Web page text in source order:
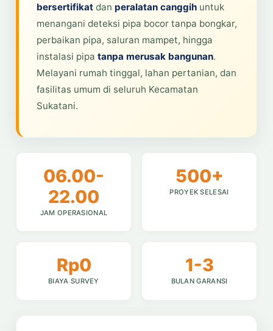
bersertifikatdan peralatan canggihuntuk
menangani deteksi pipa bocor tanpa bongkar,
perbaikan pipa, saluran mampet, hingga
instalasi pipa tanpa merusak bangunan.
Melayani rumah tinggal, lahan pertanian, dan
fasilitas umum di seluruh Kecamatan
Sukatani.
06.00-
22.00
JAM OPERASIONAL
500+
PROYEK SELESAI
Rp0
BIAYA SURVEY
1-3
BULAN GARANSI